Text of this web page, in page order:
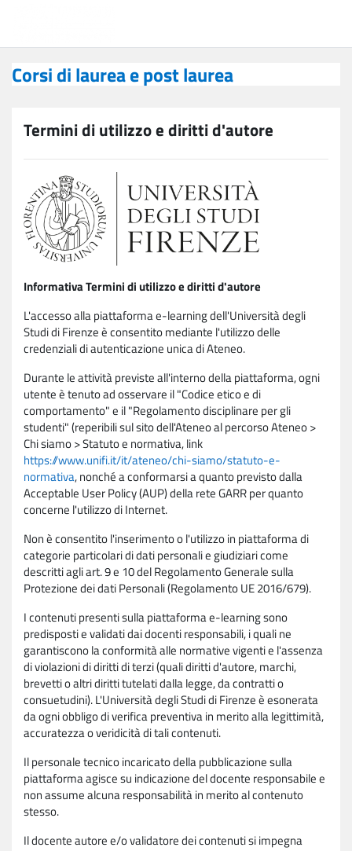
Corsi di laurea e post laurea
Termini di utilizzo e diritti d'autore
Informativa Termini di utilizzo e diritti d'autore
L'accesso alla piattaforma e-learning dell'Università degli
Studi di Firenze è consentito mediante l'utilizzo delle
credenziali di autenticazione unica di Ateneo.
Durante le attività previste all'interno della piattaforma, ogni
utente è tenuto ad osservare il "Codice etico e di
comportamento" e il "Regolamento disciplinare per gli
studenti" (reperibili sul sito dell'Ateneo al percorso Ateneo >
Chi siamo > Statuto e normativa, link
https://www.unifi.it/it/ateneo/chi-siamo/statuto-e-
normativa, nonché a conformarsi a quanto previsto dalla
Acceptable User Policy (AUP) della rete GARR per quanto
concerne l'utilizzo di Internet.
Non è consentito l'inserimento o l'utilizzo in piattaforma di
categorie particolari di dati personali e giudiziari come
descritti agli art. 9 e 10 del Regolamento Generale sulla
Protezione dei dati Personali (Regolamento UE 2016/679).
I contenuti presenti sulla piattaforma e-learning sono
predisposti e validati dai docenti responsabili, i quali ne
garantiscono la conformità alle normative vigenti e l'assenza
di violazioni di diritti di terzi (quali diritti d'autore, marchi,
brevetti o altri diritti tutelati dalla legge, da contratti o
consuetudini). L'Università degli Studi di Firenze è esonerata
da ogni obbligo di verifica preventiva in merito alla legittimità,
accuratezza o veridicità di tali contenuti.
Il personale tecnico incaricato della pubblicazione sulla
piattaforma agisce su indicazione del docente responsabile e
non assume alcuna responsabilità in merito al contenuto
stesso.
Il docente autore e/o validatore dei contenuti si impegna